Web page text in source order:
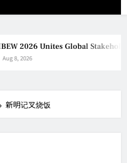
2026 Unites Global
Aug 8, 2026
新明记叉烧饭